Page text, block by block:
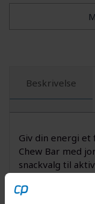
Beskrivelse
Giv din energi et
Chew Bar med
snackvalg til
Med tilsatte